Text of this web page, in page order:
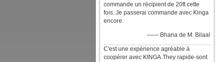
commande un récipient de 20ft cette
fois. Je passerai commande avec Kinga
encore.
—— Bhana de M. Bilaal
C'est une expérience agréable à
coopérer avec KINGA.They rapide-sont